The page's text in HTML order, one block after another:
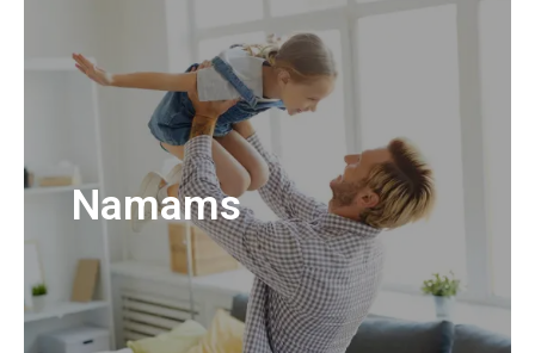
Namams